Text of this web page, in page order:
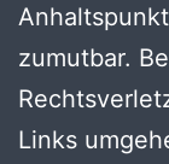
zumutbar.
Links